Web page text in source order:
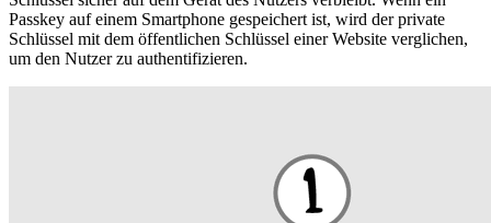
Passkey auf einem Smartphone gespeichert ist, wird der private
Schlüssel mit dem öffentlichen Schlüssel einer Website verglichen,
um den Nutzer zu authentifizieren.